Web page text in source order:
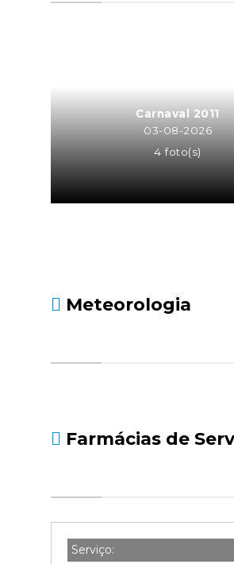
independente é
TCO, sendo os seus
recebidos pela
independentes.Até
Declaração Modelo
social.pt/noticias/-/
Carnaval 2011
03-08-2026
4 foto(s)
Meteorologia
Farmácias de
Serviço: